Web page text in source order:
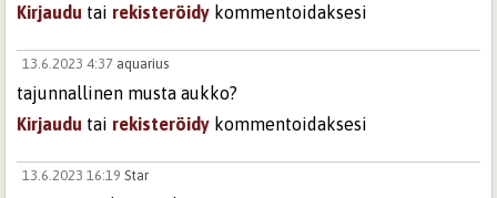
Kirjaudu tai rekisteröidy kommentoidaksesi
13.6.2023 4:37 aquarius
tajunnallinen musta aukko?
Kirjaudu tai rekisteröidy kommentoidaksesi
13.6.2023 16:19 Star